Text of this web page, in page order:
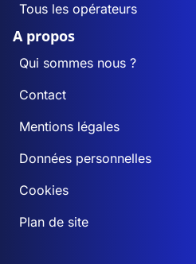
Tous les opérateurs
A propos
Qui sommes nous ?
Contact
Mentions légales
Données personnelles
Cookies
Plan de site